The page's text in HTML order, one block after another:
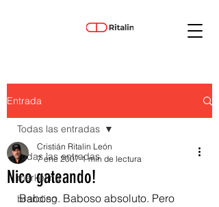
Entrada
Todas las entradas
marketing
branding
Todas las entradas
Nico gateando!
Cristián Ritalin León
7 ene 2007 1 min de lectura
Baboso. Baboso absoluto. Pero